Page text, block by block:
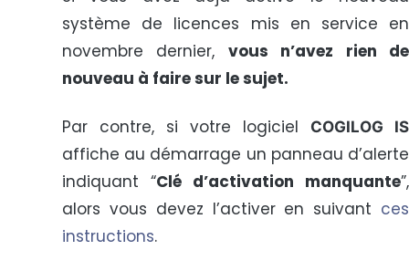
système de licences mis en service en
novembre dernier, vous n’avez rien de
nouveau à faire sur le sujet.
Par contre, si votre logiciel COGILOG IS
affiche au démarrage un panneau d’alerte
indiquant “Clé d’activation manquante”,
alors vous devez l’activer en suivant ces
instructions.